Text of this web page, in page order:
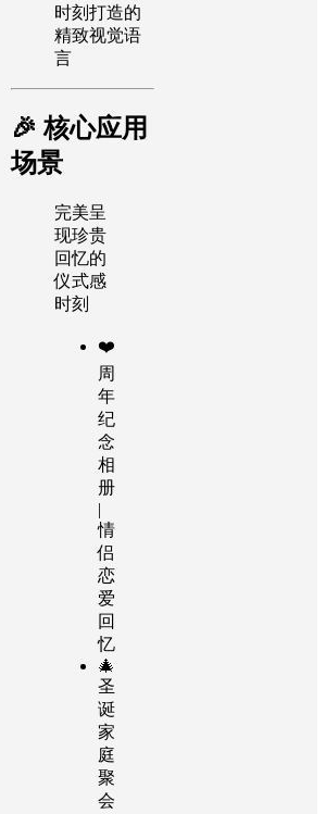
时刻打造的
精致视觉语
言
🎉 核心应用
场景
完美呈
现珍贵
回忆的
仪式感
时刻
❤️
周
年
纪
念
相
册
|
情
侣
恋
爱
回
忆
🎄
圣
诞
家
庭
聚
会